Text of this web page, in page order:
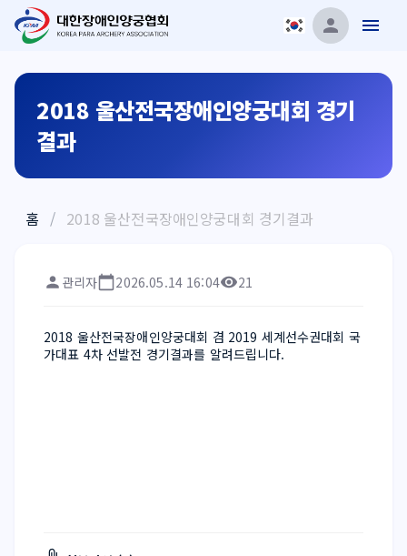
2018 울산전국장애인양궁대회 경기
결과
홈 / 2018 울산전국장애인양궁대회 경기결과
관리자 2026.05.14 16:04 21
2018 울산전국장애인양궁대회 겸 2019 세계선수권대회 국
가대표 4차 선발전 경기결과를 알려드립니다.